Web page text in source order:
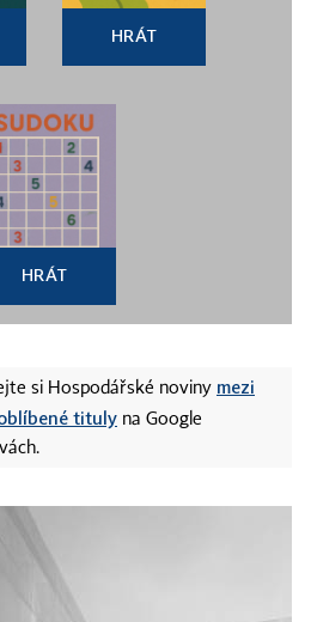
HRÁT
HRÁT
si Hospodářské noviny mezi
tituly na Google